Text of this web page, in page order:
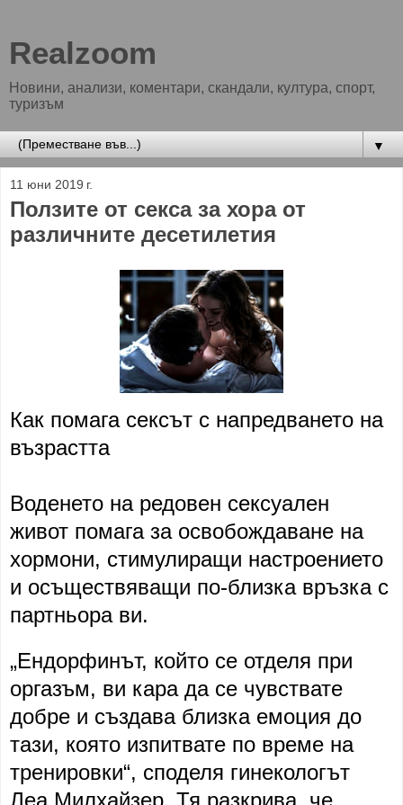
Realzoom
Новини, анализи, коментари, скандали, култура, спорт,
туризъм
▼
11 юни 2019 г.
Ползите от секса за хора от
различните десетилетия
Как помага сексът с напредването на
възрастта
Воденето на редовен сексуален
живот помага за освобождаване на
хормони, стимулиращи настроението
и осъществяващи по-близка връзка с
партньора ви.
„Ендорфинът, който се отделя при
оргазъм, ви кара да се чувствате
добре и създава близка емоция до
тази, която изпитвате по време на
тренировки“, споделя гинекологът
Леа Милхайзер. Тя разкрива, че